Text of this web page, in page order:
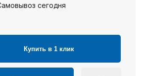
сегодня
Купить в 1 клик